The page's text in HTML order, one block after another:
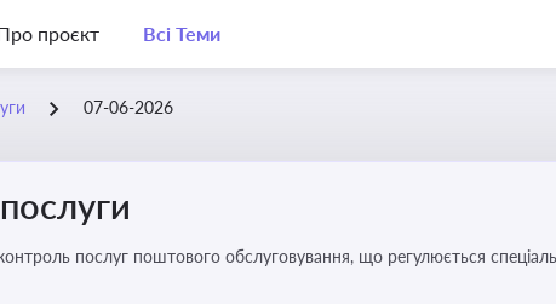
проєкт Всі Теми
07-06-2026
послуг поштового обслуговування, що регулюється
умов, участі в державних реєстрах і забезпечення прав